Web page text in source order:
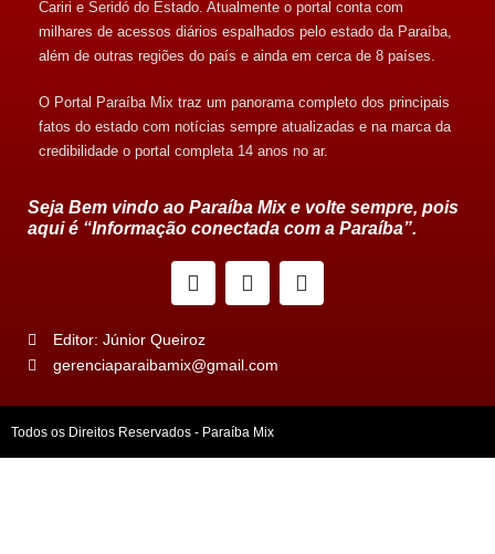
Cariri e Seridó do Estado. Atualmente o portal conta com
milhares de acessos diários espalhados pelo estado da Paraíba,
além de outras regiões do país e ainda em cerca de 8 países.
O Portal Paraíba Mix traz um panorama completo dos principais
fatos do estado com notícias sempre atualizadas e na marca da
credibilidade o portal completa 14 anos no ar.
Seja Bem vindo ao Paraíba Mix e volte sempre, pois
aqui é “Informação conectada com a Paraíba”.
Editor: Júnior Queiroz
gerenciaparaibamix@gmail.com
Todos os Direitos Reservados - Paraíba Mix